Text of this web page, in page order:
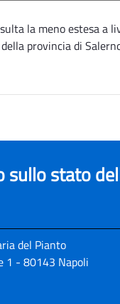
la meno estesa a
provincia di
sullo stato
del Pianto
1 - 80143 Napoli